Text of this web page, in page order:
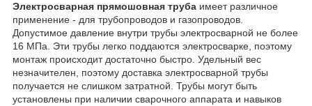
Электросварная прямошовная труба имеет различное
применение - для трубопроводов и газопроводов.
Допустимое давление внутри трубы электросварной не более
16 МПа. Эти трубы легко поддаются электросварке, поэтому
монтаж происходит достаточно быстро. Удельный вес
незначителен, поэтому доставка электросварной трубы
получается не слишком затратной. Трубы могут быть
установлены при наличии сварочного аппарата и навыков